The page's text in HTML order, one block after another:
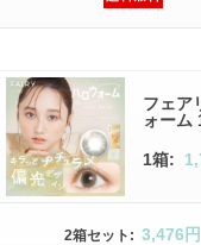
フェア
ォーム
1箱:
2箱セット : 3,476円